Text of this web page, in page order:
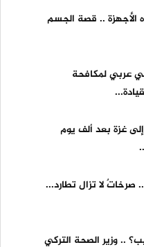
الأجهزة .. قصة الجسم
عربي لمكافحة
غزة بعد ألف يوم
.. صرخاتٌ لا تزال تطارد...
.. وزير الصحة التركي